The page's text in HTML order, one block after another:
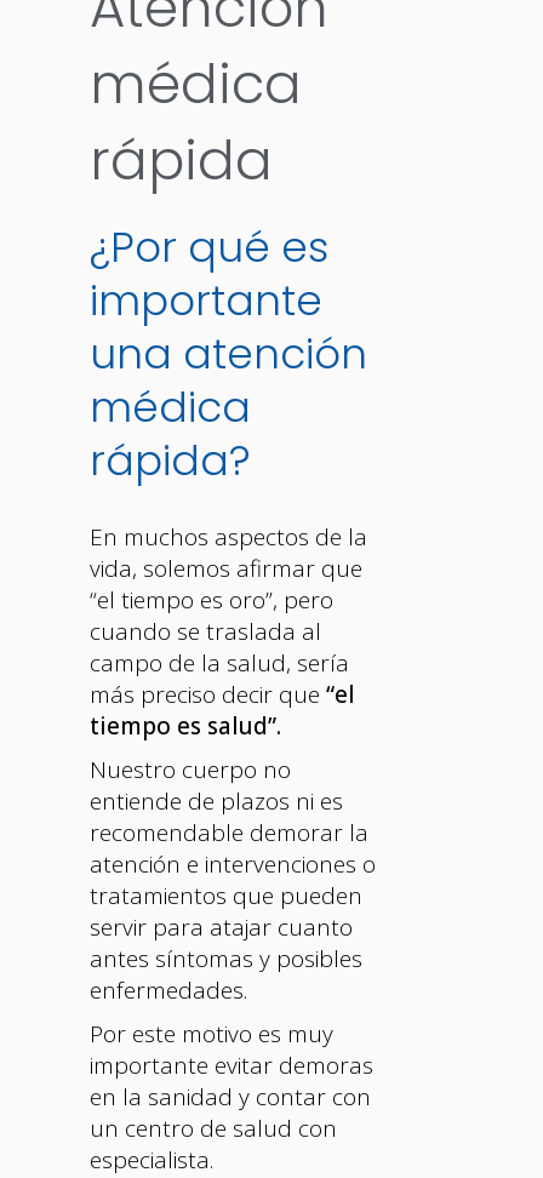
médica
rápida
¿Por qué es
importante
una atención
médica
rápida?
En muchos aspectos de la
vida, solemos afirmar que
“el tiempo es oro”, pero
cuando se traslada al
campo de la salud, sería
más preciso decir que “el
tiempo es salud”.
Nuestro cuerpo no
entiende de plazos ni es
recomendable demorar la
atención e intervenciones o
tratamientos que pueden
servir para atajar cuanto
antes síntomas y posibles
enfermedades.
Por este motivo es muy
importante evitar demoras
en la sanidad y contar con
un centro de salud con
especialista.